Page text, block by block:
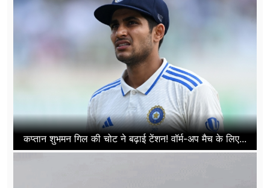
कप्तान शुभमन गिल की चोट ने बढ़ाई टेंशन! वॉर्म-अप मैच के लिए...